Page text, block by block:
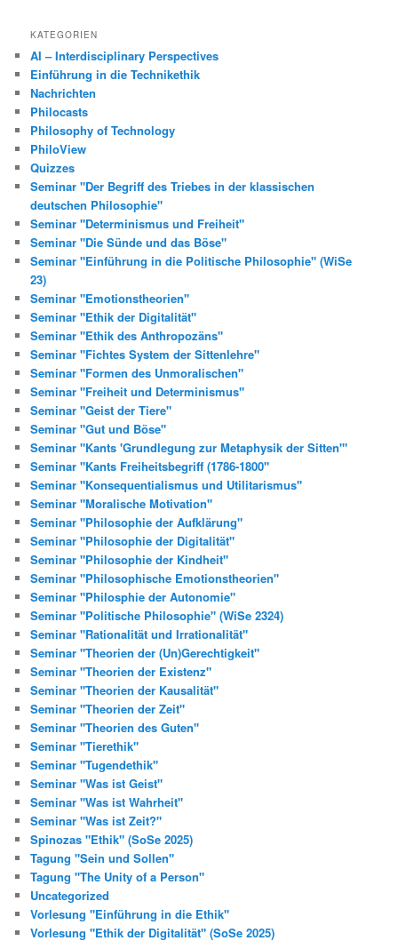
KATEGORIEN
AI – Interdisciplinary Perspectives
Einführung in die Technikethik
Nachrichten
Philocasts
Philosophy of Technology
PhiloView
Quizzes
Seminar "Der Begriff des Triebes in der klassischen
deutschen Philosophie"
Seminar "Determinismus und Freiheit"
Seminar "Die Sünde und das Böse"
Seminar "Einführung in die Politische Philosophie" (WiSe
23)
Seminar "Emotionstheorien"
Seminar "Ethik der Digitalität"
Seminar "Ethik des Anthropozäns"
Seminar "Fichtes System der Sittenlehre"
Seminar "Formen des Unmoralischen"
Seminar "Freiheit und Determinismus"
Seminar "Geist der Tiere"
Seminar "Gut und Böse"
Seminar "Kants 'Grundlegung zur Metaphysik der Sitten'"
Seminar "Kants Freiheitsbegriff (1786-1800"
Seminar "Konsequentialismus und Utilitarismus"
Seminar "Moralische Motivation"
Seminar "Philosophie der Aufklärung"
Seminar "Philosophie der Digitalität"
Seminar "Philosophie der Kindheit"
Seminar "Philosophische Emotionstheorien"
Seminar "Philosphie der Autonomie"
Seminar "Politische Philosophie" (WiSe 2324)
Seminar "Rationalität und Irrationalität"
Seminar "Theorien der (Un)Gerechtigkeit"
Seminar "Theorien der Existenz"
Seminar "Theorien der Kausalität"
Seminar "Theorien der Zeit"
Seminar "Theorien des Guten"
Seminar "Tierethik"
Seminar "Tugendethik"
Seminar "Was ist Geist"
Seminar "Was ist Wahrheit"
Seminar "Was ist Zeit?"
Spinozas "Ethik" (SoSe 2025)
Tagung "Sein und Sollen"
Tagung "The Unity of a Person"
Uncategorized
Vorlesung "Einführung in die Ethik"
Vorlesung "Ethik der Digitalität" (SoSe 2025)